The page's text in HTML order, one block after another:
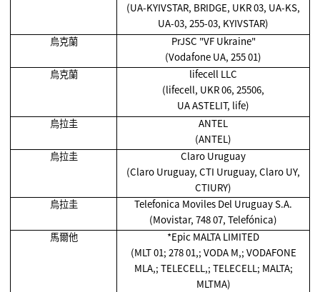
(UA-KYIVSTAR, BRIDGE, UKR 03, UA-KS,
UA-03, 255-03, KYIVSTAR)
烏克蘭
PrJSC "VF Ukraine"
(Vodafone UA, 255 01)
烏克蘭
lifecell LLC
(lifecell, UKR 06, 25506,
UA ASTELIT, life)
烏拉圭
ANTEL
(ANTEL)
烏拉圭
Claro Uruguay
(Claro Uruguay, CTI Uruguay, Claro UY,
CTIURY)
烏拉圭
Telefonica Moviles Del Uruguay S.A.
(Movistar, 748 07, Telefónica)
馬爾他
*Epic MALTA LIMITED
(MLT 01; 278 01,; VODA M,; VODAFONE
MLA,; TELECELL,; TELECELL; MALTA;
MLTMA)